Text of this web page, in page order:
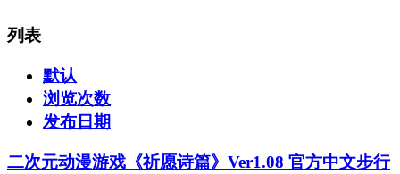
列表
默认
浏览次数
发布日期
二次元动漫游戏《祈愿诗篇》Ver1.08 官方中文步行